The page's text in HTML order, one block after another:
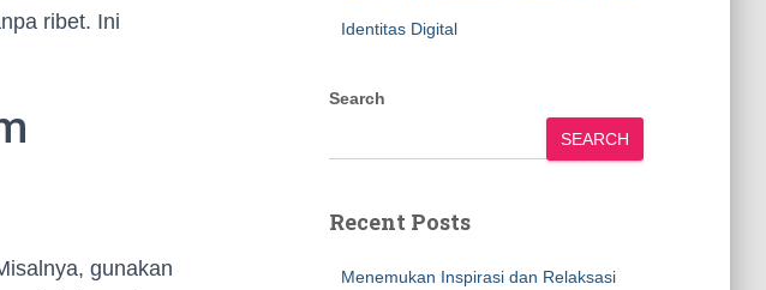
ribet. Ini
gunakan
Identitas Digital
Search
SEARCH
Recent Posts
Menemukan Inspirasi dan Relaksasi